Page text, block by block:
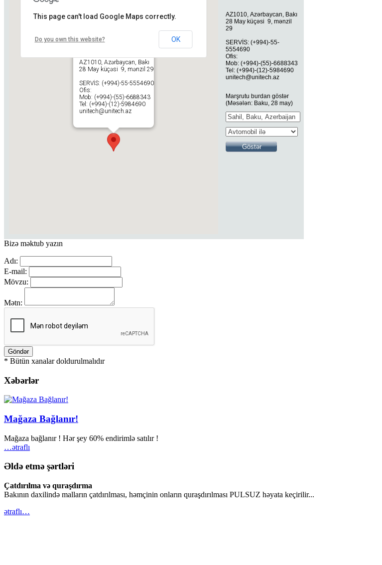
Bizə məktub yazın
Adı:
E-mail:
Mövzu:
Mətn:
* Bütün xanalar doldurulmalıdır
Xəbərlər
Mağaza Bağlanır!
Mağaza bağlanır ! Hər şey 60% endirimlə satılır !
…ətraflı
Əldə etmə şərtləri
Çatdırılma və quraşdırma
Bakının daxilində malların çatdırılması, həmçinin onların quraşdırılması PULSUZ həyata keçirilir...
ətraflı…